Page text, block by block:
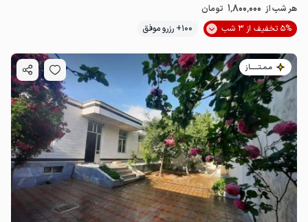
هر شب از 1٬800٬000 تومان
5% تخفیف از 3 شب
100+ رزرو موفق
مـمـتــــــاز